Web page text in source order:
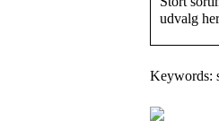
udvalg her
Keywords: